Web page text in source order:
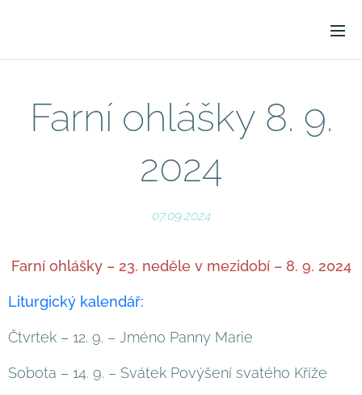
Farní ohlášky 8. 9.
2024
07.09.2024
Farní ohlášky – 23. neděle v mezidobí – 8. 9. 2024
Liturgický kalendář:
Čtvrtek – 12. 9. – Jméno Panny Marie
Sobota – 14. 9. – Svátek Povýšení svatého Kříže